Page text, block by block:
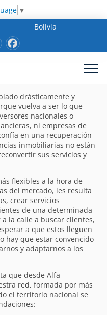
▼
Bolivia
drásticamente y
vuelva a ser lo que
nacionales o
ni empresas de
en una recuperación
inmobiliarias no están
sus servicios y
flexibles a la hora de
del mercado, les resulta
crear servicios
de una determinada
la calle a buscar clientes,
a que estos lleguen
hay que estar convencido
y adaptarnos a los
que desde Alfa
red, formada por más
el territorio nacional se